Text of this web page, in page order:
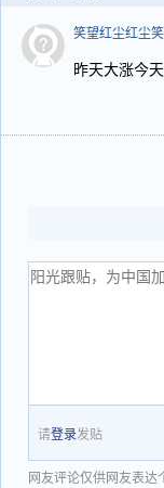
笑望红尘红尘笑
昨天大涨今
请登录发贴
网友评论仅供网友表